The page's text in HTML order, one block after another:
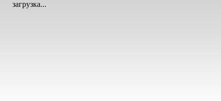
загрузка...